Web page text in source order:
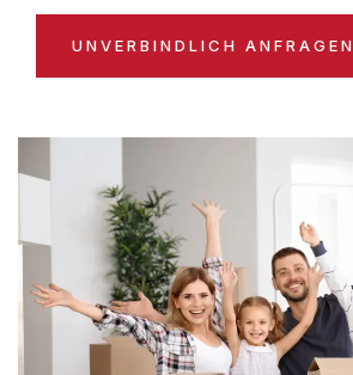
UNVERBINDLICH ANFRAGEN